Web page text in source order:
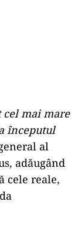
cel mai mare
începutul
al
adăugând
cele reale,